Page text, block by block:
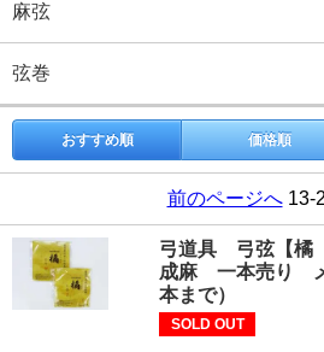
麻弦
弦巻
おすすめ順 価格順
前のページへ13-
弓道具 弓弦【橘
成麻 一本売り
本まで）
SOLD OUT